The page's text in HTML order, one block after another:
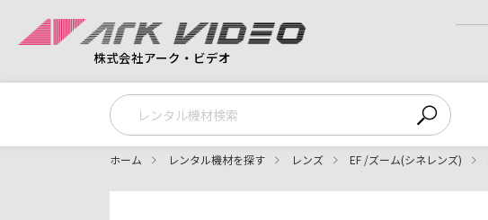
株式会社アーク・ビデオ
ホーム レンタル機材を探す レンズ EF /ズーム(シネレンズ)